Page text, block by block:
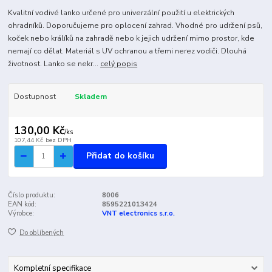
Kvalitní vodivé lanko určené pro univerzální použití u elektrických
ohradníků. Doporučujeme pro oplocení zahrad. Vhodné pro udržení psů,
koček nebo králíků na zahradě nebo k jejich udržení mimo prostor, kde
nemají co dělat. Materiál s UV ochranou a třemi nerez vodiči. Dlouhá
životnost. Lanko se nekr... celý popis
Dostupnost Skladem
130,00 Kč/ks
107,44 Kč bez DPH
Přidat do košíku
Číslo produktu:
8006
EAN kód:
8595221013424
Výrobce:
VNT electronics s.r.o.
Do oblíbených
Kompletní specifikace